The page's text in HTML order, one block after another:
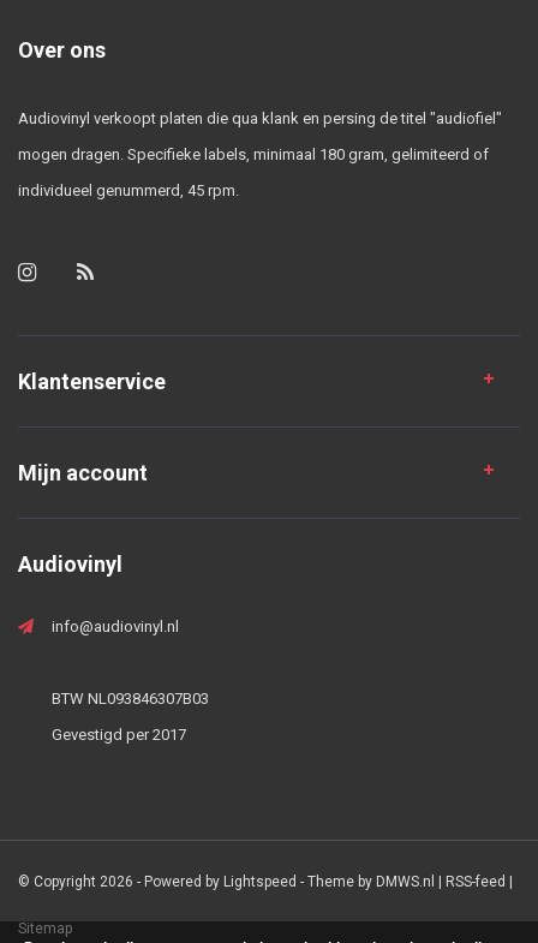
Over ons
Audiovinyl verkoopt platen die qua klank en persing de titel "audiofiel"
mogen dragen. Specifieke labels, minimaal 180 gram, gelimiteerd of
individueel genummerd, 45 rpm.
Klantenservice
Mijn account
Audiovinyl
info@audiovinyl.nl
BTW NL093846307B03
Gevestigd per 2017
© Copyright 2026 - Powered by Lightspeed - Theme by DMWS.nl | RSS-feed |
Sitemap